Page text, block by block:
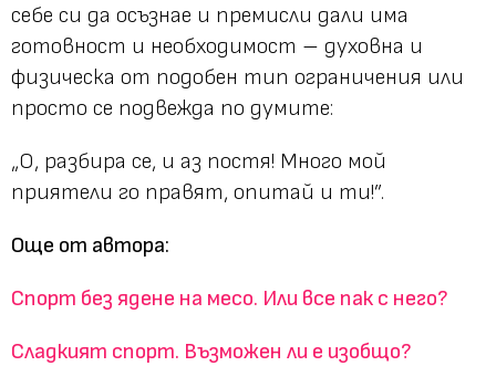
себе си да осъзнае и премисли дали има
готовност и необходимост – духовна и
физическа от подобен тип ограничения или
просто се подвежда по думите:
„О, разбира се, и аз постя! Много мой
приятели го правят, опитай и ти!”.
Още от автора:
Спорт без ядене на месо. Или все пак с него?
Сладкият спорт. Възможен ли е изобщо?